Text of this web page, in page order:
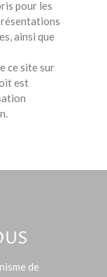
pour les
ainsi que
ce site sur
est
de